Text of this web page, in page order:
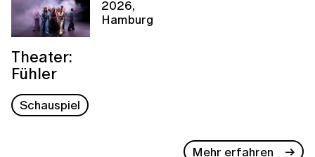
2026,
Hamburg
Theater:
Fühler
Schauspiel
Mehr erfahren